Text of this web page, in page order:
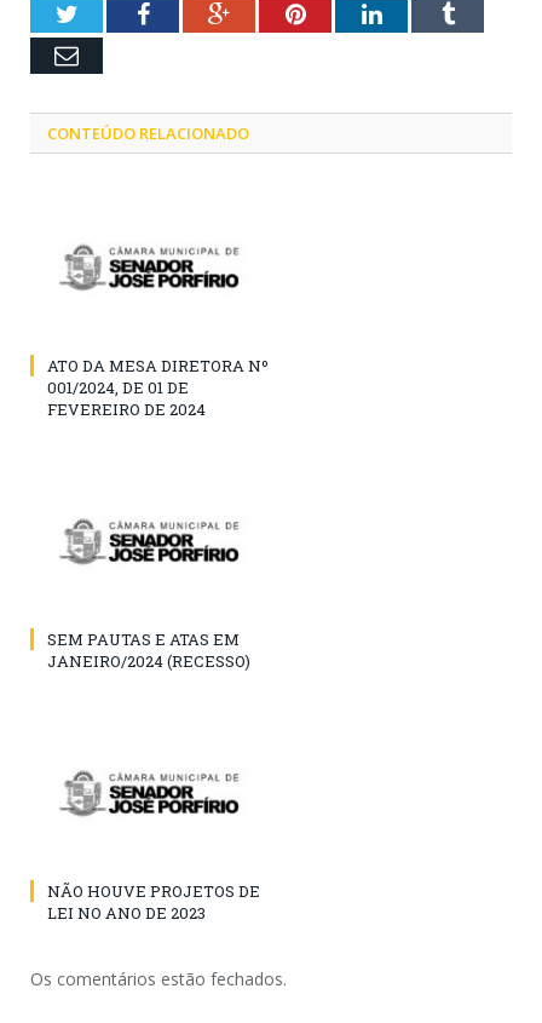
TwitterFacebookGoogle+PinterestLinkedInTumblr
Email
CONTEÚDO RELACIONADO
ATO DA MESA DIRETORA Nº
001/2024, DE 01 DE
FEVEREIRO DE 2024
SEM PAUTAS E ATAS EM
JANEIRO/2024 (RECESSO)
NÃO HOUVE PROJETOS DE
LEI NO ANO DE 2023
Os comentários estão fechados.